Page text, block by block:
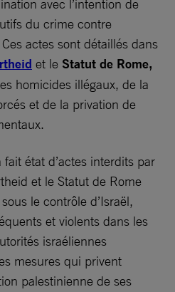
avec l’intention de
du crime contre
actes sont détaillés dans
et le Statut de Rome,
homicides illégaux, de la
et de la privation de
état d’actes interdits par
et le Statut de Rome
le contrôle d’Israël,
et violents dans les
israéliennes
mesures qui privent
palestinienne de ses